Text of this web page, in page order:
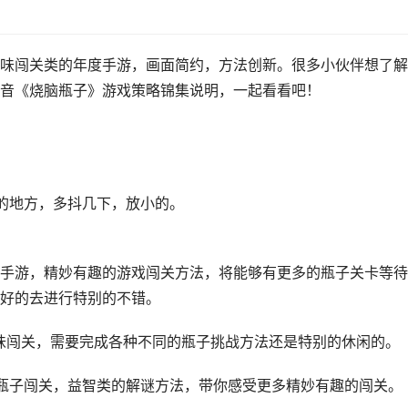
闯关类的年度手游，画面简约，方法创新。很多小伙伴想了
《烧脑瓶子》游戏策略锦集说明，一起看看吧！
方，多抖几下，放小的。
游，精妙有趣的游戏闯关方法，将能够有更多的瓶子关卡等
的去进行特别的不错。
关，需要完成各种不同的瓶子挑战方法还是特别的休闲的。
闯关，益智类的解谜方法，带你感受更多精妙有趣的闯关。